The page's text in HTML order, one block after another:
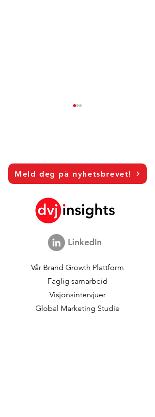
When Do Consumers
Choose Greener
Groceries? The role of
situational factors
Meld deg på nyhetsbrevet!
LinkedIn
Vår Brand Growth Plattform
Faglig samarbeid
Visjonsintervjuer
Global Marketing Studie